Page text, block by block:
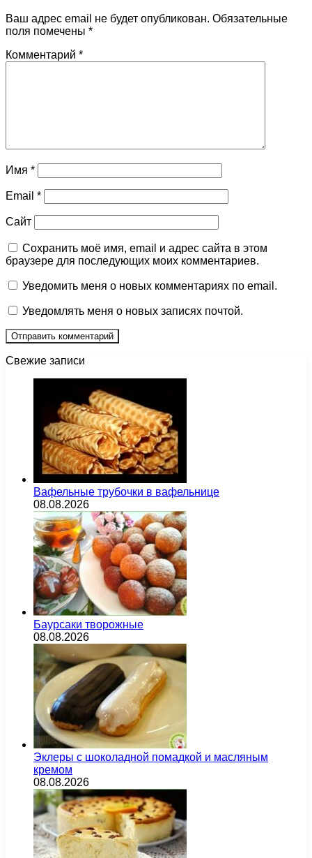
Ваш адрес email не будет опубликован. Обязательные
поля помечены *
Комментарий *
Имя *
Email *
Сайт
Сохранить моё имя, email и адрес сайта в этом
браузере для последующих моих комментариев.
Уведомить меня о новых комментариях по email.
Уведомлять меня о новых записях почтой.
Свежие записи
Вафельные трубочки в вафельнице
08.08.2026
Баурсаки творожные
08.08.2026
Эклеры с шоколадной помадкой и масляным
кремом
08.08.2026